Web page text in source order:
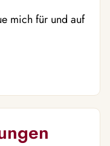
mich für und auf